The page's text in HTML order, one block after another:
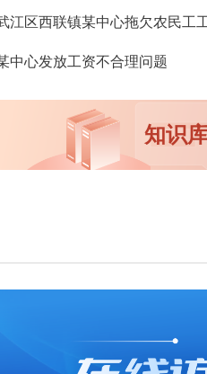
中心发放工资不合理问题
知识